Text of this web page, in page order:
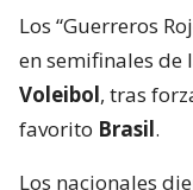
Los “Guerreros
en semifinales de
Voleibol, tras
favorito Brasil.
Los nacionales